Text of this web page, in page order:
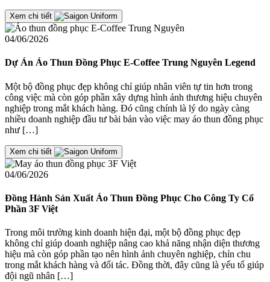
Xem chi tiết
04/06/2026
Dự Án Áo Thun Đồng Phục E-Coffee Trung Nguyên Legend
Một bộ đồng phục đẹp không chỉ giúp nhân viên tự tin hơn trong
công việc mà còn góp phần xây dựng hình ảnh thương hiệu chuyên
nghiệp trong mắt khách hàng. Đó cũng chính là lý do ngày càng
nhiều doanh nghiệp đầu tư bài bản vào việc may áo thun đồng phục
như […]
Xem chi tiết
04/06/2026
Đồng Hành Sản Xuất Áo Thun Đồng Phục Cho Công Ty Cổ
Phần 3F Việt
Trong môi trường kinh doanh hiện đại, một bộ đồng phục đẹp
không chỉ giúp doanh nghiệp nâng cao khả năng nhận diện thương
hiệu mà còn góp phần tạo nên hình ảnh chuyên nghiệp, chỉn chu
trong mắt khách hàng và đối tác. Đồng thời, đây cũng là yếu tố giúp
đội ngũ nhân […]